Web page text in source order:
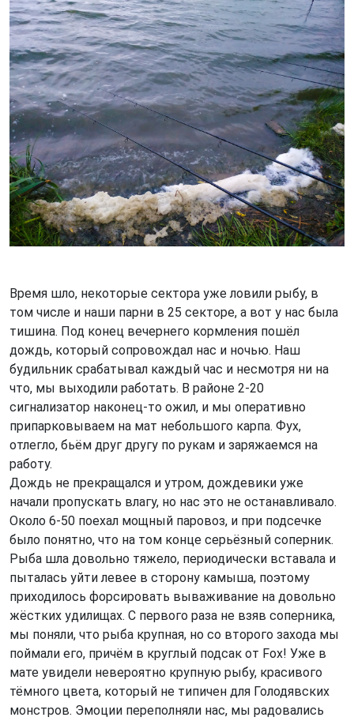
Время шло, некоторые сектора уже ловили рыбу, в
том числе и наши парни в 25 секторе, а вот у нас была
тишина. Под конец вечернего кормления пошёл
дождь, который сопровождал нас и ночью. Наш
будильник срабатывал каждый час и несмотря ни на
что, мы выходили работать. В районе 2-20
сигнализатор наконец-то ожил, и мы оперативно
припарковываем на мат небольшого карпа. Фух,
отлегло, бьём друг другу по рукам и заряжаемся на
работу.
Дождь не прекращался и утром, дождевики уже
начали пропускать влагу, но нас это не останавливало.
Около 6-50 поехал мощный паровоз, и при подсечке
было понятно, что на том конце серьёзный соперник.
Рыба шла довольно тяжело, периодически вставала и
пыталась уйти левее в сторону камыша, поэтому
приходилось форсировать вываживание на довольно
жёстких удилищах. С первого раза не взяв соперника,
мы поняли, что рыба крупная, но со второго захода мы
поймали его, причём в круглый подсак от Fox! Уже в
мате увидели невероятно крупную рыбу, красивого
тёмного цвета, который не типичен для Голодявских
монстров. Эмоции переполняли нас, мы радовались